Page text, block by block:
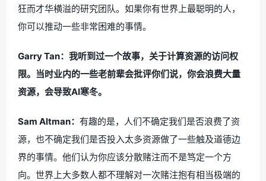
狂而才华横溢的研究团队。如果你有世界上最聪明的人，
你可以推动一些非常困难的事情。
Garry Tan：我听到过一个故事，关于计算资源的访问权
限。当时业内的一些老前辈会批评你们说，你会浪费大量
资源，会导致AI寒冬。
Sam Altman： 有趣的是，人们不确定我们是否浪费了资
源，也不确定我们是否投入太多资源做了一些触及道德边
界的事情。他们认为你应该分散赌注而不是笃定一个方
向。世界上大多数人都不理解对一次赌注抱有相当极端的